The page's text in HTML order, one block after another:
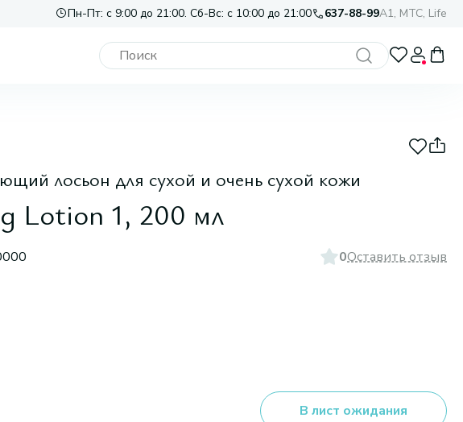
Пн-Пт: с 9:00 до 21:00. Сб-Вс: с 10:00 до 21:00 637-88-99A1, МТС, Life
лосьон для сухой и очень сухой кожи
Lotion 1, 200 мл
0Оставить отзыв
В лист ожидания